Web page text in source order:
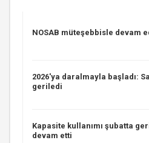
NOSAB müteşebbisle devam
2026'ya daralmayla başladı:
geriledi
Kapasite kullanımı şubatta
devam etti